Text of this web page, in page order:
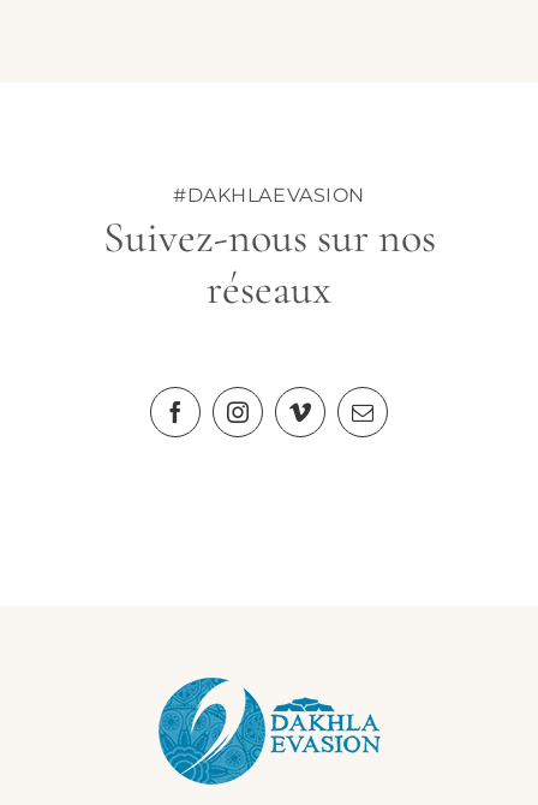
#DAKHLAEVASION
Suivez-nous sur nos
réseaux